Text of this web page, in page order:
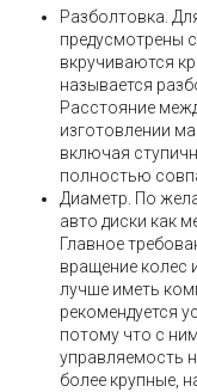
Разболтовка.
предусмотрены
вкручиваются
называется
Расстояние
изготовлении
включая
полностью
Диаметр. По
авто диски как
Главное
вращение колес
лучше иметь
рекомендуется
потому что с
управляемость
более крупные,